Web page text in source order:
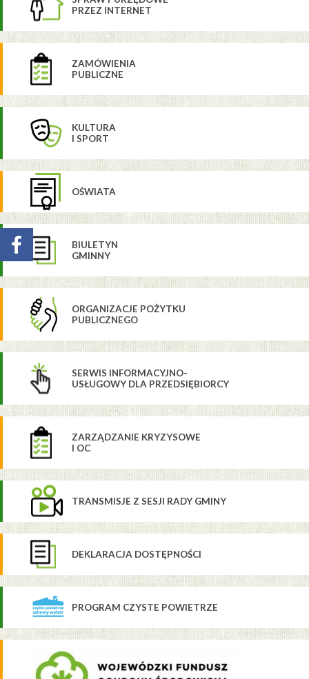
PRZEZ INTERNET
ZAMÓWIENIA
PUBLICZNE
KULTURA
I SPORT
OŚWIATA
BIULETYN
GMINNY
ORGANIZACJE POŻYTKU
PUBLICZNEGO
SERWIS INFORMACYJNO-
USŁUGOWY DLA PRZEDSIĘBIORCY
ZARZĄDZANIE KRYZYSOWE
I OC
TRANSMISJE Z SESJI RADY GMINY
DEKLARACJA DOSTĘPNOŚCI
PROGRAM CZYSTE POWIETRZE